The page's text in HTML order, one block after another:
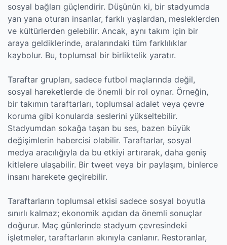
sosyal bağları güçlendirir. Düşünün ki, bir stadyumda
yan yana oturan insanlar, farklı yaşlardan, mesleklerden
ve kültürlerden gelebilir. Ancak, aynı takım için bir
araya geldiklerinde, aralarındaki tüm farklılıklar
kaybolur. Bu, toplumsal bir birliktelik yaratır.
Taraftar grupları, sadece futbol maçlarında değil,
sosyal hareketlerde de önemli bir rol oynar. Örneğin,
bir takımın taraftarları, toplumsal adalet veya çevre
koruma gibi konularda seslerini yükseltebilir.
Stadyumdan sokağa taşan bu ses, bazen büyük
değişimlerin habercisi olabilir. Taraftarlar, sosyal
medya aracılığıyla da bu etkiyi artırarak, daha geniş
kitlelere ulaşabilir. Bir tweet veya bir paylaşım, binlerce
insanı harekete geçirebilir.
Taraftarların toplumsal etkisi sadece sosyal boyutla
sınırlı kalmaz; ekonomik açıdan da önemli sonuçlar
doğurur. Maç günlerinde stadyum çevresindeki
işletmeler, taraftarların akınıyla canlanır. Restoranlar,